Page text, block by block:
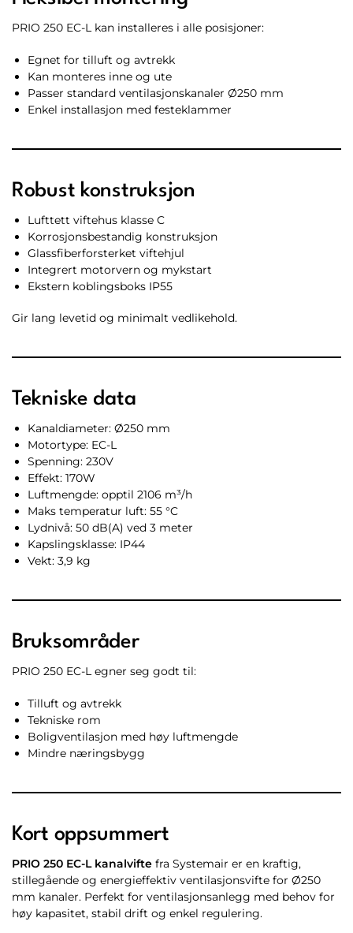
PRIO 250 EC-L kan installeres i alle posisjoner:
Egnet for tilluft og avtrekk
Kan monteres inne og ute
Passer standard ventilasjonskanaler Ø250 mm
Enkel installasjon med festeklammer
Robust konstruksjon
Lufttett viftehus klasse C
Korrosjonsbestandig konstruksjon
Glassfiberforsterket viftehjul
Integrert motorvern og mykstart
Ekstern koblingsboks IP55
Gir lang levetid og minimalt vedlikehold.
Tekniske data
Kanaldiameter: Ø250 mm
Motortype: EC-L
Spenning: 230V
Effekt: 170W
Luftmengde: opptil 2106 m³/h
Maks temperatur luft: 55 °C
Lydnivå: 50 dB(A) ved 3 meter
Kapslingsklasse: IP44
Vekt: 3,9 kg
Bruksområder
PRIO 250 EC-L egner seg godt til:
Tilluft og avtrekk
Tekniske rom
Boligventilasjon med høy luftmengde
Mindre næringsbygg
Kort oppsummert
PRIO 250 EC-L kanalvifte fra Systemair er en kraftig,
stillegående og energieffektiv ventilasjonsvifte for Ø250
mm kanaler. Perfekt for ventilasjonsanlegg med behov for
høy kapasitet, stabil drift og enkel regulering.